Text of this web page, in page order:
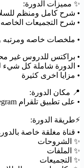
✨ مميزات الدورة:
• شرح كامل ومنظم
• شرح التجميعات الخاصه
• ملخصات خاصه
• براكتس للدروس غير
• الدورة شاملة كل شيء
• مزايا اخرى كثيرة
📍 مكان الدورة:
• على تطبيق تلقرام Telegram
⚡️طريقة الدورة:
• قناة مغلقة خاصة
✨ الشروحات
✨ الملفات
✨ التجميعات